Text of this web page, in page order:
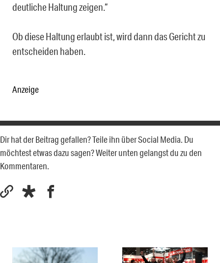
deutliche Haltung zeigen.“
Ob diese Haltung erlaubt ist, wird dann das Gericht zu
entscheiden haben.
Anzeige
Dir hat der Beitrag gefallen? Teile ihn über Social Media. Du
möchtest etwas dazu sagen? Weiter unten gelangst du zu den
Kommentaren.